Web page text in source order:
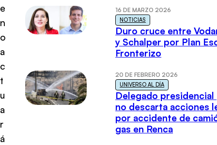
e
n
o
a
c
t
u
a
r
á
16 DE MARZO 2026
NOTICIAS
Duro cruce entre
y Schalper por Plan
Fronterizo
20 DE FEBRERO 2026
UNIVERSO AL DÍA
Delegado presidencial
no descarta acciones
por accidente de
gas en Renca